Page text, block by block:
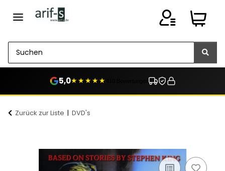
5,0★★★★★
Zurück zur Liste DVD's